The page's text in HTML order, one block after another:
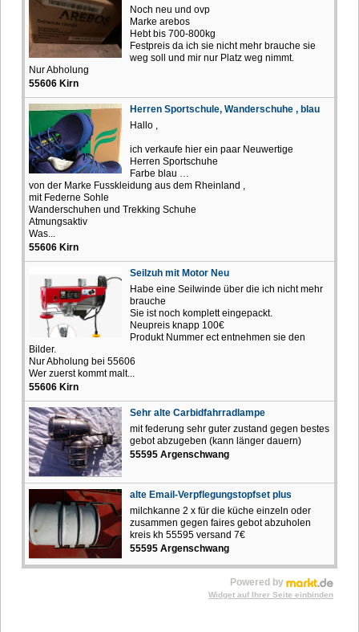
Noch neu und ovp
Marke arebos
Hebt bis 700-800kg
Festpreis da ich sie nicht mehr brauche sie
weg soll und mir nur Platz weg nimmt.
Nur Abholung
55606 Kirn
Herren Sportschule, Wanderschuhe , blau
Hallo ,
ich verkaufe hier ein paar Neuwertige
Herren Sportschuhe
Farbe blau …
von der Marke Fusskleidung aus dem Rheinland ,
mit Federne Sohle
Wanderschuhen und Trekking Schuhe
Atmungsaktiv
Was...
55606 Kirn
Seilzuh mit Motor Neu
Habe eine Seilwinde über die ich nicht mehr
brauche
Sie ist noch komplett eingepackt.
Neupreis knapp 100€
Produkt Nummer ect entnehmen sie den
Bilder.
Nur Abholung bei 55606
Wer zuerst kommt malt...
55606 Kirn
Sehr alte Carbidfahrradlampe
mit federung sehr guter zustand gegen bestes
gebot abzugeben (kann länger dauern)
55595 Argenschwang
alte Email-Verpflegungstopfset plus
milchkanne 2 x für die küche einzeln oder
zusammen gegen faires gebot abzuholen
kreis kh 55595 versand 7€
55595 Argenschwang
Powered by
Widget auf Ihrer Seite einbinden